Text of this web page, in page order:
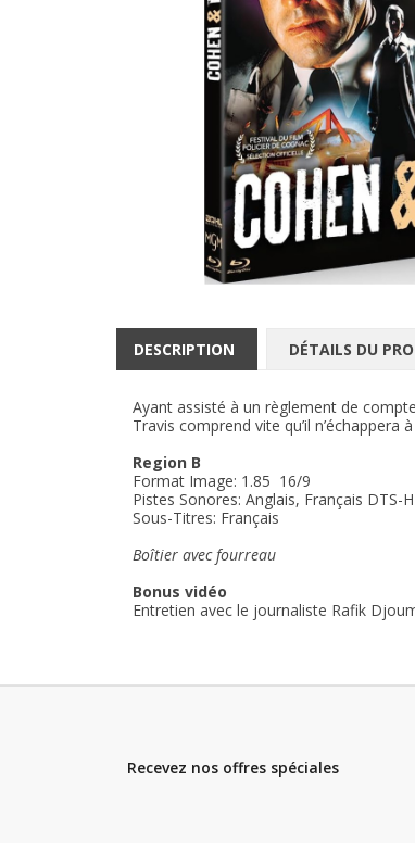
DESCRIPTION DÉTAILS DU
Ayant assisté à un règlement de
Travis comprend vite qu’il n’échappera
Region B
Format Image: 1.85 16/9
Pistes Sonores: Anglais, Français DTS-
Sous-Titres: Français
Boîtier avec fourreau
Bonus vidéo
Entretien avec le journaliste Rafik
Recevez nos offres spéciales